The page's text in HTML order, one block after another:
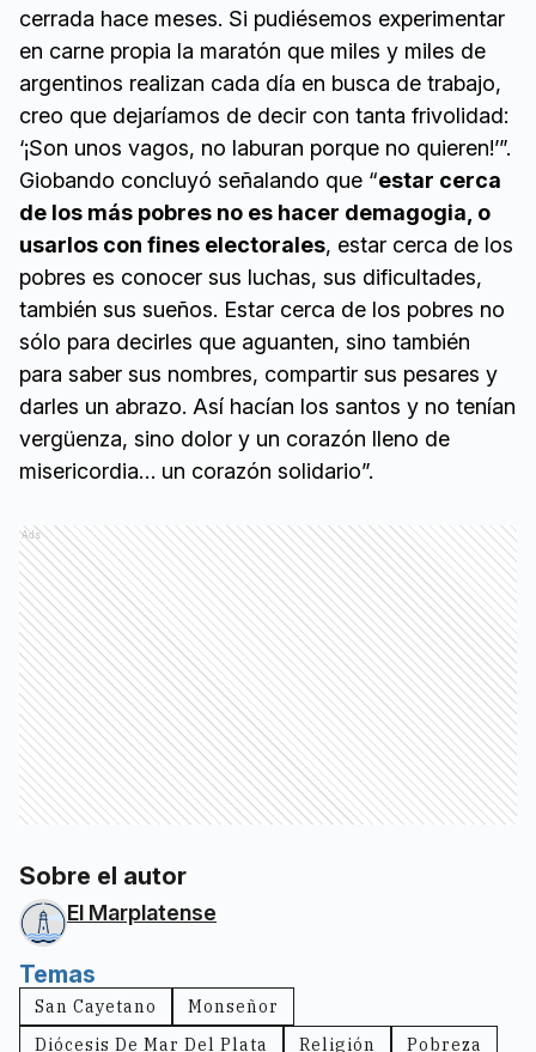
cerrada hace meses. Si pudiésemos experimentar
en carne propia la maratón que miles y miles de
argentinos realizan cada día en busca de trabajo,
creo que dejaríamos de decir con tanta frivolidad:
‘¡Son unos vagos, no laburan porque no quieren!’”.
Giobando concluyó señalando que “estar cerca
de los más pobres no es hacer demagogia, o
usarlos con fines electorales, estar cerca de los
pobres es conocer sus luchas, sus dificultades,
también sus sueños. Estar cerca de los pobres no
sólo para decirles que aguanten, sino también
para saber sus nombres, compartir sus pesares y
darles un abrazo. Así hacían los santos y no tenían
vergüenza, sino dolor y un corazón lleno de
misericordia… un corazón solidario”.
Ads
Sobre el autor
El Marplatense
Temas
San Cayetano
Monseñor
Diócesis De Mar Del Plata
Religión Pobreza